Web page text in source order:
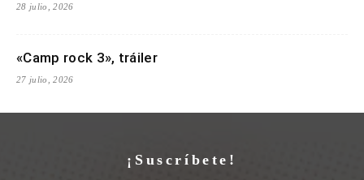
28 julio, 2026
«Camp rock 3», tráiler
27 julio, 2026
¡Suscríbete!